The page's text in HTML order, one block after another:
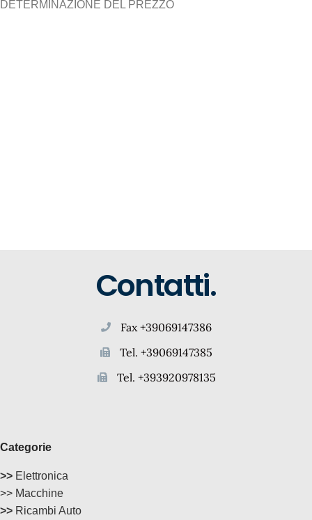
DETERMINAZIONE DEL PREZZO
Contatti.
Fax +39069147386
Tel. +39069147385
Tel. +393920978135
Categorie
>> Elettronica
>> Macchine
>> Ricambi Auto